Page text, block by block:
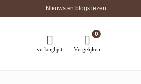
Nieuws en blogs lezen
verlanglijst
0
Vergelijken